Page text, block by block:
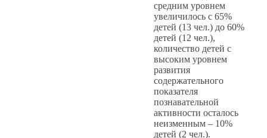
средним уровнем
увеличилось с 65%
детей (13 чел.) до 60%
детей (12 чел.),
количество детей с
высоким уровнем
развития
содержательного
показателя
познавательной
активности осталось
неизменным – 10%
детей (2 чел.).